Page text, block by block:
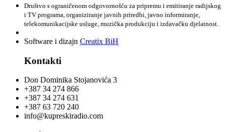
Društvo s ograničenom odgovornošću za pripremu i emitiranje radijskog
i TV programa, organiziranje javnih priredbi, javno informiranje,
telekomunikacijske usluge, muzička produkciju i izdavačku djelatnost.
Software i dizajn Creatix BiH
Kontakti
Don Dominika Stojanovića 3
+387 34 274 866
+387 34 274 631
+387 63 720 240
info@kupreskiradio.com